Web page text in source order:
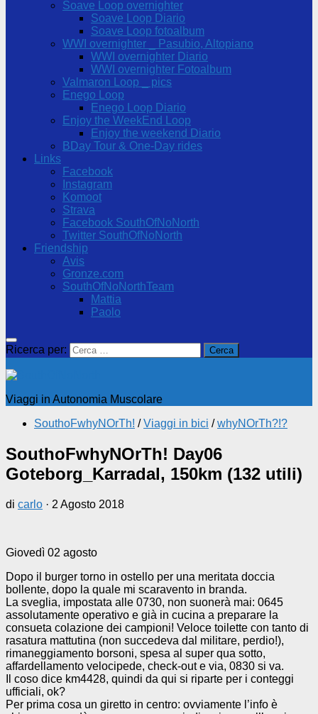
Soave Loop overnighter
Soave Loop Diario
Soave Loop fotoalbum
WWI overnighter _ Pasubio, Altopiano
WWI overnighter Diario
WWI overnighter Fotoalbum
Valmaron Loop _ pics
Enego Loop
Enego Loop Diario
Enjoy the WeekEnd Loop
Enjoy the weekend Diario
BDay Tour & One-Day rides
Links
Facebook
Instagram
Komoot
Strava
Facebook SouthOfNoNorth
Twitter SouthOfNoNorth
Friendship
Avis
Gronze.com
SouthOfNoNorthTeam
Mattia
Paolo
Ricerca per:
Viaggi in Autonomia Muscolare
SouthoFwhyNOrTh! / Viaggi in bici / whyNOrTh?!?
SouthoFwhyNOrTh! Day06
Goteborg_Karradal, 150km (132 utili)
di carlo · 2 Agosto 2018
Giovedì 02 agosto
Dopo il burger torno in ostello per una meritata doccia
bollente, dopo la quale mi scaravento in branda.
La sveglia, impostata alle 0730, non suonerà mai: 0645
assolutamente operativo e già in cucina a preparare la
consueta colazione dei campioni! Veloce toilette con tanto di
rasatura mattutina (non succedeva dal militare, perdio!),
rimaneggiamento borsoni, spesa al super qua sotto,
affardellamento velocipede, check-out e via, 0830 si va.
Il coso dice km4428, quindi da qui si riparte per i conteggi
ufficiali, ok?
Per prima cosa un giretto in centro: ovviamente l’info è